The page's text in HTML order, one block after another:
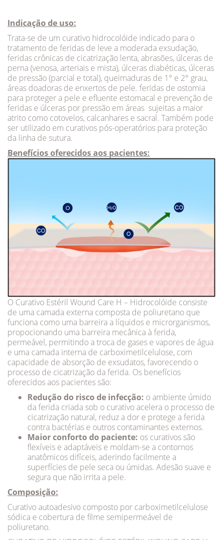
Indicação de uso:
Trata-se de um curativo hidrocolóide indicado para o
tratamento de feridas de leve a moderada exsudação,
feridas crônicas de cicatrização lenta, abrasões, úlceras de
perna (venosa, arteriais e mista), úlceras diabéticas, úlceras
de pressão (parcial e total), queimaduras de 1° e 2° grau,
áreas doadoras de enxertos de pele. feridas de ostomia
para proteger a pele e efluente estomacal e prevenção de
feridas e úlceras por pressão em áreas sujeitas a maior
atrito como cotovelos, calcanhares e sacral. Também pode
ser utilizado em curativos pós-operatórios para proteção
da linha de sutura.
Benefícios oferecidos aos pacientes:
O Curativo Estéril Wound Care H – Hidrocolóide consiste
de uma camada externa composta de poliuretano que
funciona como uma barreira a líquidos e microrganismos,
propocionando uma barreira mecânica à ferida,
permeável, permitindo a troca de gases e vapores de água
e uma camada interna de carboximetilcelulose, com
capacidade de absorção de exsudatos, favorecendo o
processo de cicatrização da ferida. Os benefícios
oferecidos aos pacientes são:
Redução do risco de infecção: o ambiente úmido
da ferida criada sob o curativo acelera o processo de
cicatrização natural, reduz a dor e protege a ferida
contra bactérias e outros contaminantes externos.
Maior conforto do paciente: os curativos são
flexíveis e adaptáveis e moldam-se a contornos
anatômicos difíceis, aderindo facilmente a
superfícies de pele seca ou úmidas. Adesão suave e
segura que não irrita a pele.
Composição:
Curativo autoadesivo composto por carboximetilcelulose
sódica e cobertura de filme semipermeável de
poliuretano.